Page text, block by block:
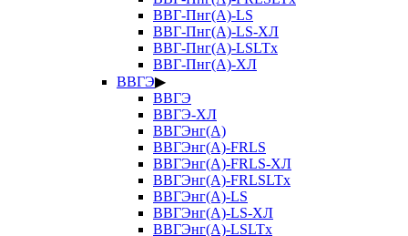
ВВГ-Пнг(А)-LS
ВВГ-Пнг(А)-LS-ХЛ
ВВГ-Пнг(А)-LSLTx
ВВГ-Пнг(А)-ХЛ
ВВГЭ▶
ВВГЭ
ВВГЭ-ХЛ
ВВГЭнг(А)
ВВГЭнг(А)-FRLS
ВВГЭнг(А)-FRLS-ХЛ
ВВГЭнг(А)-FRLSLTx
ВВГЭнг(А)-LS
ВВГЭнг(А)-LS-ХЛ
ВВГЭнг(А)-LSLTx